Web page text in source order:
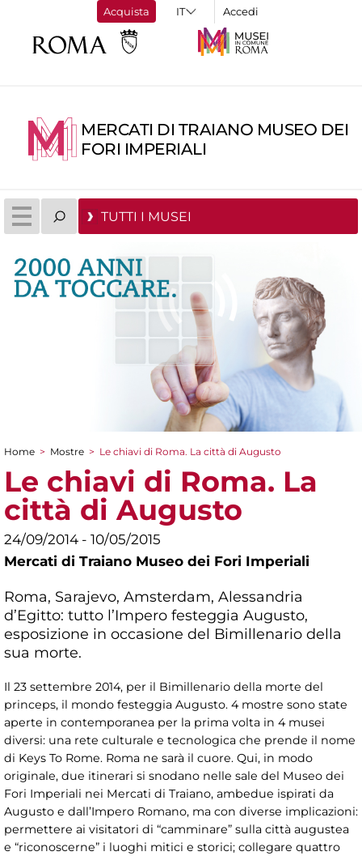
Acquista Accedi
MERCATI DI TRAIANO MUSEO DEI
FORI IMPERIALI
TUTTI I MUSEI
Tu sei qui
Home > Mostre > Le chiavi di Roma. La città di Augusto
Le chiavi di Roma. La
città di Augusto
24/09/2014 - 10/05/2015
Mercati di Traiano Museo dei Fori Imperiali
Roma, Sarajevo, Amsterdam, Alessandria
d’Egitto: tutto l’Impero festeggia Augusto,
esposizione in occasione del Bimillenario della
sua morte.
Il 23 settembre 2014, per il Bimillenario della morte del
princeps, il mondo festeggia Augusto. 4 mostre sono state
aperte in contemporanea per la prima volta in 4 musei
diversi: una rete culturale e tecnologica che prende il nome
di Keys To Rome. Roma ne sarà il cuore. Qui, in modo
originale, due itinerari si snodano nelle sale del Museo dei
Fori Imperiali nei Mercati di Traiano, ambedue ispirati da
Augusto e dall’Impero Romano, ma con diverse implicazioni:
permettere ai visitatori di “camminare” sulla città augustea
e “riconoscerne” i luoghi mitici e storici; collegare quattro